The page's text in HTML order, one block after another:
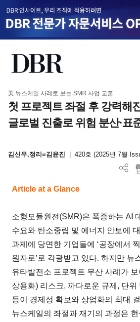
美 뉴스케일 사례로 보는 SMR 사업 교훈
첫 프로젝트 좌절 후 강력해
글로벌 진출로 위험 분산·표
김신우,정리=김윤진 420호 (2025년 7월
Article at a Glance
소형모듈원전(SMR)은 폭증하는 AI
수요와 탄소중립 및 에너지 안보에
과제에 당면한 기업들에 ‘공장에서
원자로’로 각광받고 있다. 하지만 뉴
유타발전소 프로젝트 무산 사례가
상용화) 리스크, 까다로운 규제, 단위
등이 경제성 확보와 상업화의 최대
뉴스케일의 좌절과 재기의 과정은